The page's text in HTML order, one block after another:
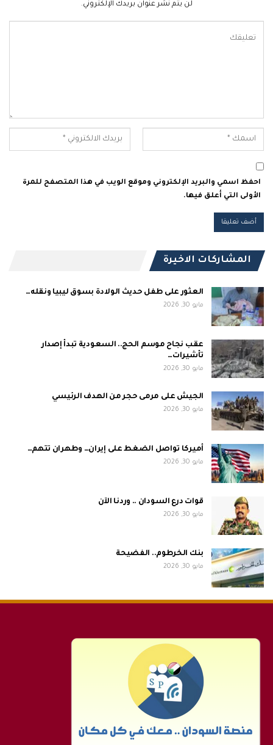
لن يتم نشر عنوان بريدك الإلكتروني.
احفظ اسمي والبريد الإلكتروني وموقع الويب في هذا المتصفح للمرة
الأولى التي أعلق فيها.
المشاركات الاخيرة
العثور على طفل حديث الولادة بسوق ليبيا ونقله…
مايو 30, 2026
عقب نجاح موسم الحج.. السعودية تبدأ إصدار
تأشيرات…
مايو 30, 2026
الجيش على مرمى حجر من الهدف الرئيسي
مايو 30, 2026
أميركا تواصل الضغط على إيران… وطهران تتهم…
مايو 30, 2026
قوات درع السودان .. وردنا الآن
مايو 30, 2026
بنك الخرطوم.. الفضيحة
مايو 30, 2026